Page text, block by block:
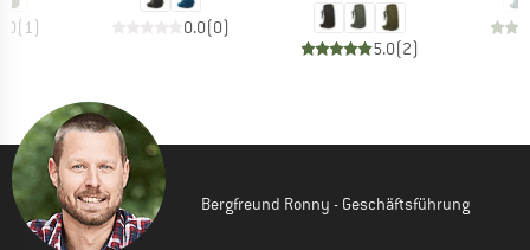
(1) 0.0(0)
5.0(2)
Bergfreund Ronny - Geschäftsführung